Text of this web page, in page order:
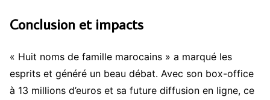
Conclusion et impacts
« Huit noms de famille marocains » a marqué les
esprits et généré un beau débat. Avec son box-office
à 13 millions d’euros et sa future diffusion en ligne, ce